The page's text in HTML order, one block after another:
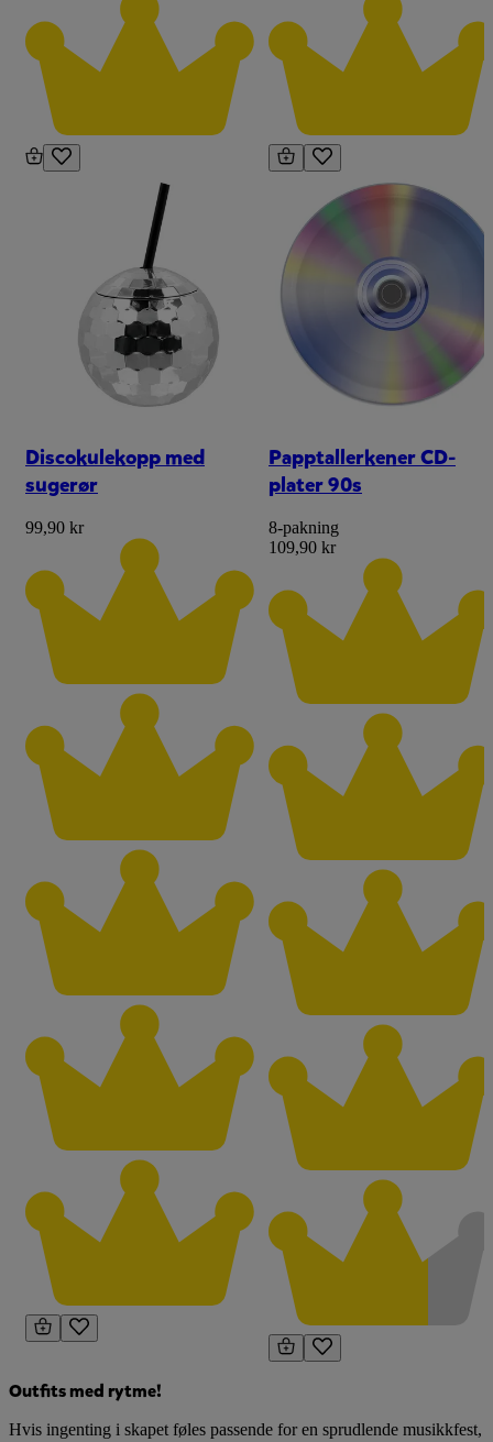
Discokulekopp med
sugerør
99,90 kr
Papptallerkener CD-
plater 90s
8-pakning
109,90 kr
Outfits med rytme!
Hvis ingenting i skapet føles passende for en sprudlende musikkfest,